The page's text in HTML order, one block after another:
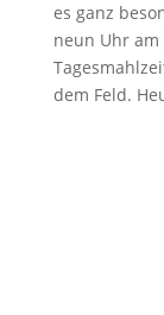
es ganz
neun Uhr
dem Feld.